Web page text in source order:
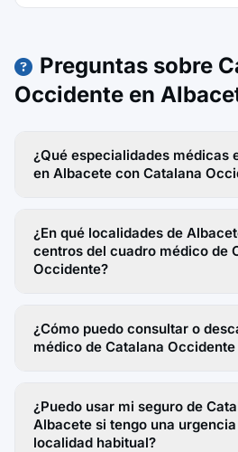
Preguntas sobre
Occidente en
¿Qué especialidades médicas
en Albacete con Catalana
¿En qué localidades de
centros del cuadro médico de
Occidente?
¿Cómo puedo consultar o
médico de Catalana
¿Puedo usar mi seguro de
Albacete si tengo una
localidad habitual?